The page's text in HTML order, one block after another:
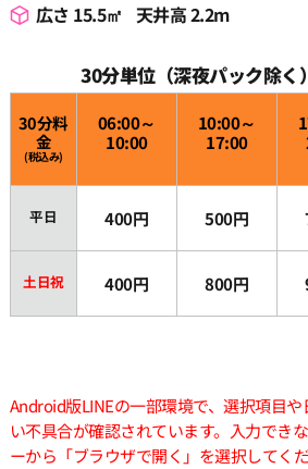
広さ 15.5㎡ 天井高 2.2m
30分単位（深夜パック除く
30分料
金
(税込み)
06:00～
10:00
10:00～
17:00
平日 400円 500円
土日祝 400円 800円
Android版LINEの一部環境で、選択項目
い不具合が確認されています。入力でき
ーから「ブラウザで開く」を選択してくだ